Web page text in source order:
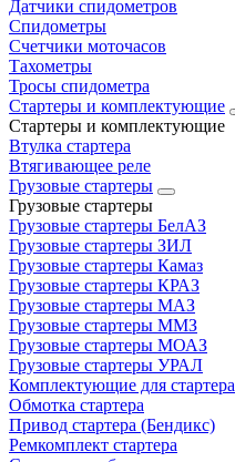
Датчики спидометров
Спидометры
Счетчики моточасов
Тахометры
Тросы спидометра
Стартеры и комплектующие
Стартеры и комплектующие
Втулка стартера
Втягивающее реле
Грузовые стартеры
Грузовые стартеры
Грузовые стартеры БелАЗ
Грузовые стартеры ЗИЛ
Грузовые стартеры Камаз
Грузовые стартеры КРАЗ
Грузовые стартеры МАЗ
Грузовые стартеры ММЗ
Грузовые стартеры МОАЗ
Грузовые стартеры УРАЛ
Комплектующие для стартера
Обмотка стартера
Привод стартера (Бендикс)
Ремкомплект стартера